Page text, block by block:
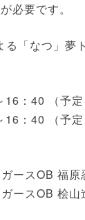
必要です。
る「なつ」夢
：40 （予定
：40 （予定
ースOB 福原
ースOB 桧山